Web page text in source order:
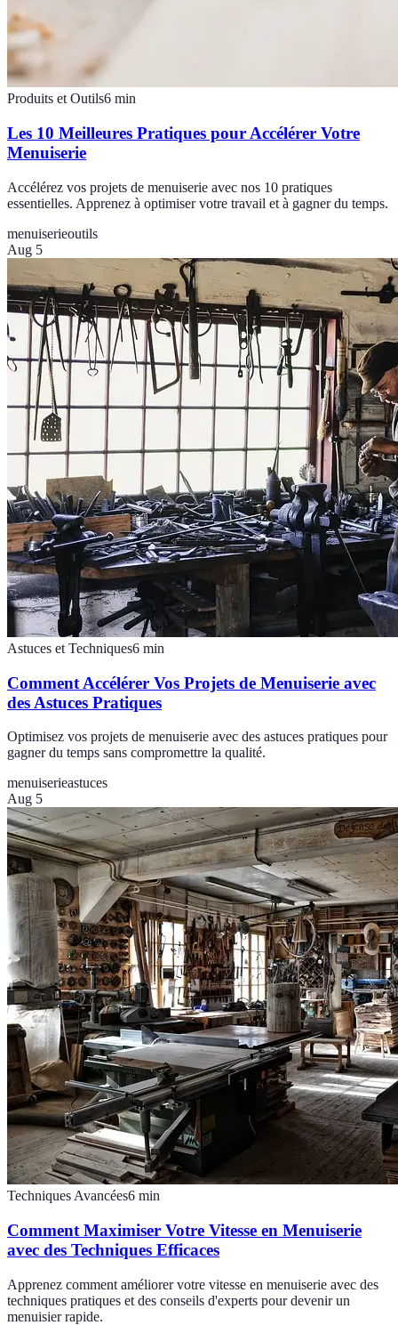
Produits et Outils6 min
Les 10 Meilleures Pratiques pour Accélérer Votre
Menuiserie
Accélérez vos projets de menuiserie avec nos 10 pratiques
essentielles. Apprenez à optimiser votre travail et à gagner du temps.
menuiserieoutils
Aug 5
Astuces et Techniques6 min
Comment Accélérer Vos Projets de Menuiserie avec
des Astuces Pratiques
Optimisez vos projets de menuiserie avec des astuces pratiques pour
gagner du temps sans compromettre la qualité.
menuiserieastuces
Aug 5
Techniques Avancées6 min
Comment Maximiser Votre Vitesse en Menuiserie
avec des Techniques Efficaces
Apprenez comment améliorer votre vitesse en menuiserie avec des
techniques pratiques et des conseils d'experts pour devenir un
menuisier rapide.